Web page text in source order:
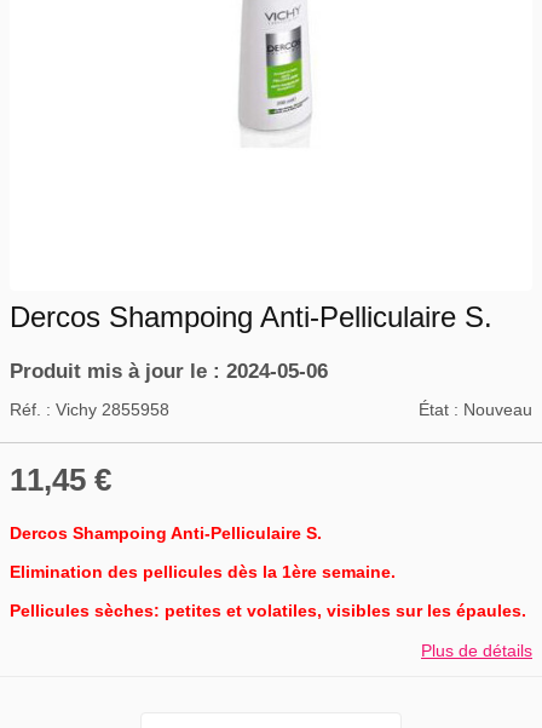
Dercos Shampoing Anti-Pelliculaire S.
Produit mis à jour le : 2024-05-06
Réf. : Vichy 2855958 État : Nouveau
11,45 €
Dercos Shampoing Anti-Pelliculaire S.
Elimination des pellicules dès la 1ère semaine.
Pellicules sèches: petites et volatiles, visibles sur les épaules.
Plus de détails